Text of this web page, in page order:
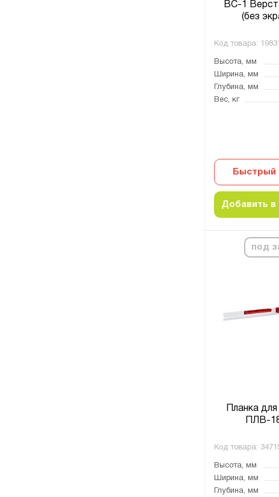
ВС-1
(без
Код товара: 19831
Высота, мм
Ширина, мм
Глубина, мм
Вес, кг
Быстрый
Добавить в
под
Планка
ПЛВ-
Код товара:
Высота, мм
Ширина, мм
Глубина, мм